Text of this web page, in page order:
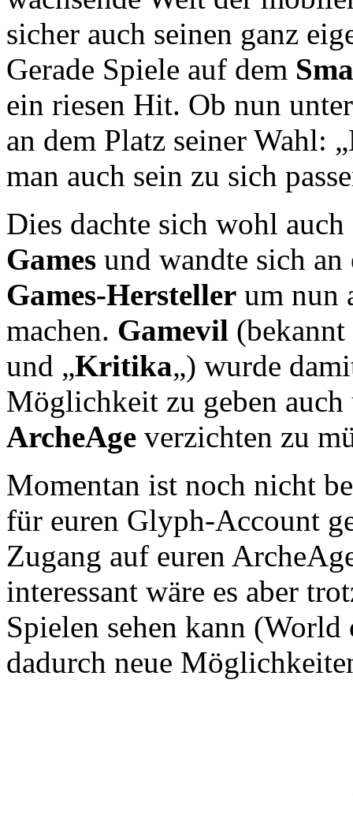
sicher auch seinen ganz
Gerade Spiele auf dem
ein riesen Hit. Ob nun
an dem Platz seiner Wahl:
man auch sein zu sich
Dies dachte sich wohl
Games und wandte sich
Games-Hersteller um nun
machen. Gamevil
und „Kritika„) wurde
Möglichkeit zu geben
ArcheAge verzichten zu
Momentan ist noch nicht
für euren Glyph-Account
Zugang auf euren
interessant wäre es aber
Spielen sehen kann
dadurch neue